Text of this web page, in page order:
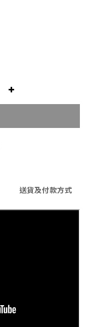
送貨及付款方式